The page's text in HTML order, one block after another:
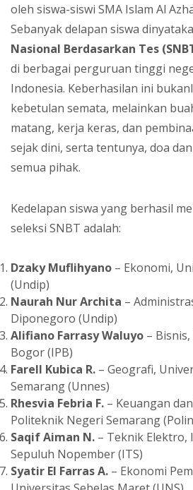
oleh siswa-siswi SMA Islam Al
Sebanyak delapan siswa
Nasional Berdasarkan Tes
di berbagai perguruan tinggi
Indonesia. Keberhasilan ini
kebetulan semata, melainkan
matang, kerja keras, dan
sejak dini, serta tentunya, doa
semua pihak.
Kedelapan siswa yang berhasil
seleksi SNBT adalah:
Dzaky Muflihyano – Ekonomi,
(Undip)
Naurah Nur Archita –
Diponegoro (Undip)
Alifiano Farrasy Waluyo –
Bogor (IPB)
Farell Kubica R. – Geografi,
Semarang (Unnes)
Rhesvia Febria F. – Keuangan
Politeknik Negeri Semarang
Saqif Aiman N. – Teknik
Sepuluh Nopember (ITS)
Syatir El Farras A. – Ekonomi